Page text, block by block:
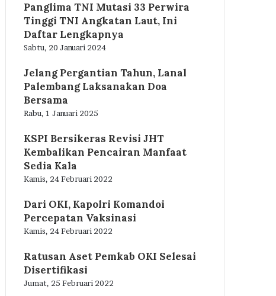
Panglima TNI Mutasi 33 Perwira
Tinggi TNI Angkatan Laut, Ini
Daftar Lengkapnya
Sabtu, 20 Januari 2024
Jelang Pergantian Tahun, Lanal
Palembang Laksanakan Doa
Bersama
Rabu, 1 Januari 2025
KSPI Bersikeras Revisi JHT
Kembalikan Pencairan Manfaat
Sedia Kala
Kamis, 24 Februari 2022
Dari OKI, Kapolri Komandoi
Percepatan Vaksinasi
Kamis, 24 Februari 2022
Ratusan Aset Pemkab OKI Selesai
Disertifikasi
Jumat, 25 Februari 2022